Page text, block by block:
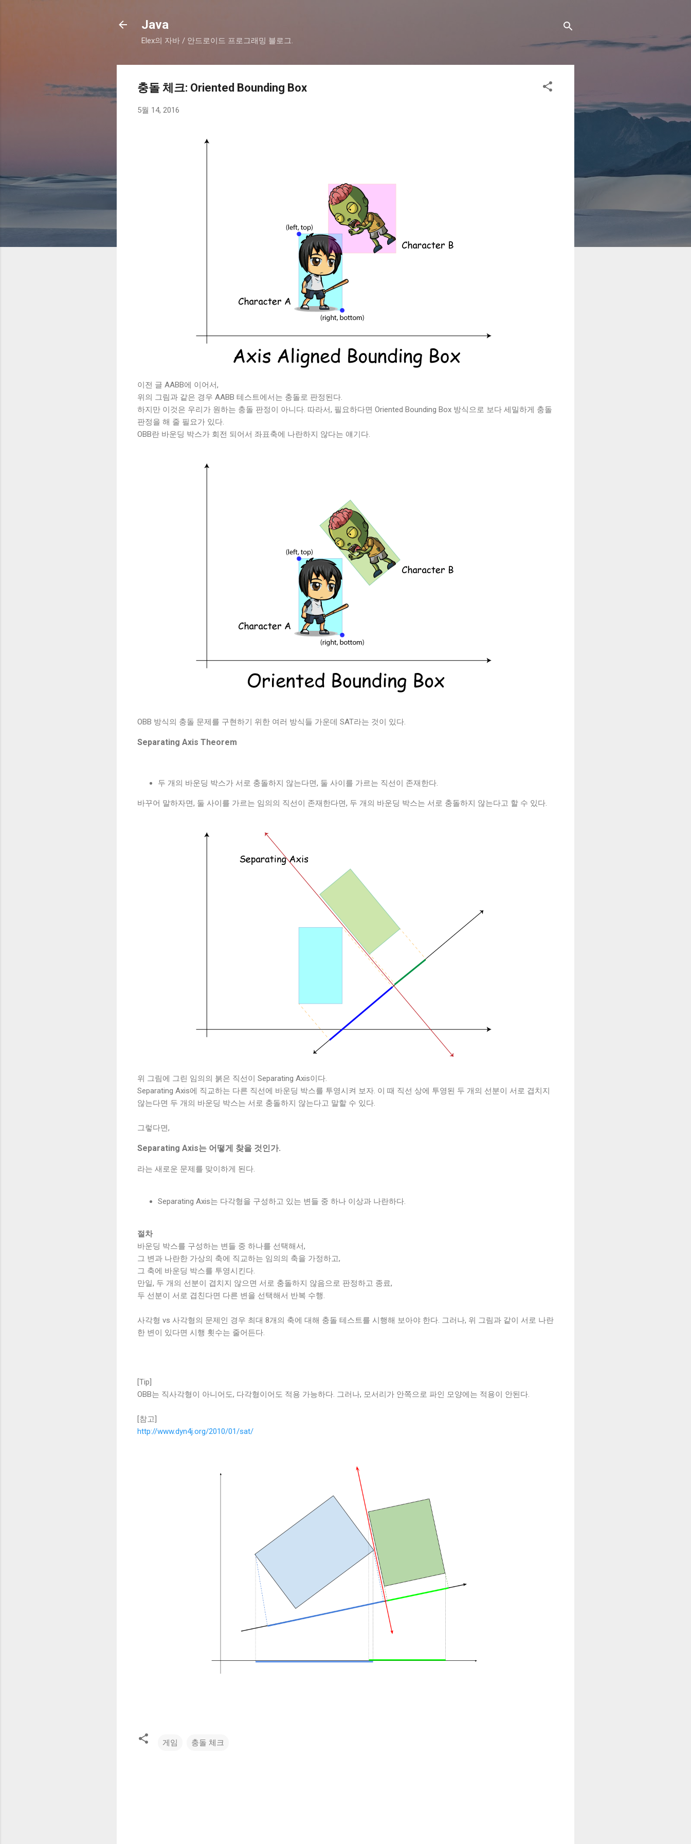
Java
Elex의 자바 / 안드로이드 프로그래밍 블로그.
충돌 체크: Oriented Bounding Box
5월 14, 2016
이전 글 AABB에 이어서,
위의 그림과 같은 경우 AABB 테스트에서는 충돌로 판정된다.
하지만 이것은 우리가 원하는 충돌 판정이 아니다. 따라서, 필요하다면 Oriented Bounding Box 방식으로 보다 세밀하게 충돌
판정을 해 줄 필요가 있다.
OBB란 바운딩 박스가 회전 되어서 좌표축에 나란하지 않다는 얘기다.
OBB 방식의 충돌 문제를 구현하기 위한 여러 방식들 가운데 SAT라는 것이 있다.
Separating Axis Theorem
두 개의 바운딩 박스가 서로 충돌하지 않는다면, 둘 사이를 가르는 직선이 존재한다.
바꾸어 말하자면, 둘 사이를 가르는 임의의 직선이 존재한다면, 두 개의 바운딩 박스는 서로 충돌하지 않는다고 할 수 있다.
위 그림에 그린 임의의 붉은 직선이 Separating Axis이다.
Separating Axis에 직교하는 다른 직선에 바운딩 박스를 투영시켜 보자. 이 때 직선 상에 투영된 두 개의 선분이 서로 겹치지
않는다면 두 개의 바운딩 박스는 서로 충돌하지 않는다고 말할 수 있다.
그렇다면,
Separating Axis는 어떻게 찾을 것인가.
라는 새로운 문제를 맞이하게 된다.
Separating Axis는 다각형을 구성하고 있는 변들 중 하나 이상과 나란하다.
절차
바운딩 박스를 구성하는 변들 중 하나를 선택해서,
그 변과 나란한 가상의 축에 직교하는 임의의 축을 가정하고,
그 축에 바운딩 박스를 투영시킨다.
만일, 두 개의 선분이 겹치지 않으면 서로 충돌하지 않음으로 판정하고 종료,
두 선분이 서로 겹친다면 다른 변을 선택해서 반복 수행.
사각형 vs 사각형의 문제인 경우 최대 8개의 축에 대해 충돌 테스트를 시행해 보아야 한다. 그러나, 위 그림과 같이 서로 나란
한 변이 있다면 시행 횟수는 줄어든다.
[Tip]
OBB는 직사각형이 아니어도, 다각형이어도 적용 가능하다. 그러나, 모서리가 안쪽으로 파인 모양에는 적용이 안된다.
[참고]
http://www.dyn4j.org/2010/01/sat/
게임 충돌 체크